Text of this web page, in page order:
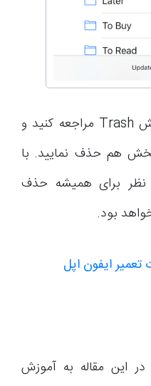
پس از حذف ایمیل‌ها به بخش Trash مراجعه کنید و
هم حذف نمایید. با
نظر برای همیشه حذف
بود.
تعمیر ایفون اپل
این مقاله به آموزش